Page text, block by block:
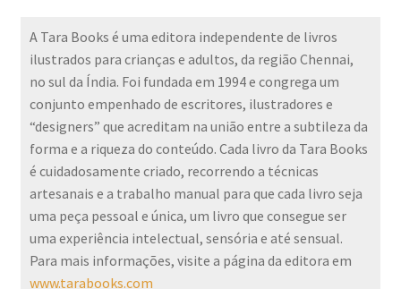
A Tara Books é uma editora independente de livros
ilustrados para crianças e adultos, da região Chennai,
no sul da Índia. Foi fundada em 1994 e congrega um
conjunto empenhado de escritores, ilustradores e
“designers” que acreditam na união entre a subtileza da
forma e a riqueza do conteúdo. Cada livro da Tara Books
é cuidadosamente criado, recorrendo a técnicas
artesanais e a trabalho manual para que cada livro seja
uma peça pessoal e única, um livro que consegue ser
uma experiência intelectual, sensória e até sensual.
Para mais informações, visite a página da editora em
www.tarabooks.com